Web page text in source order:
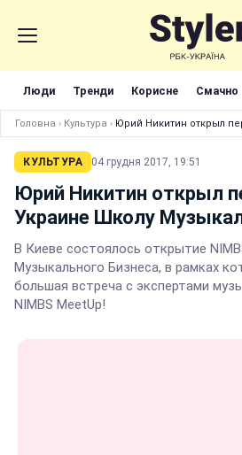
Люди Тренди Корисне Смачно
Головна › Культура › Юрий Никитин открыл
КУЛЬТУРА 04 грудня 2017, 19:51
Юрий Никитин открыл
Украине Школу
В Киеве состоялось открытие
Музыкального Бизнеса, в рамках
большая встреча с экспертами
NIMBS MeetUp!